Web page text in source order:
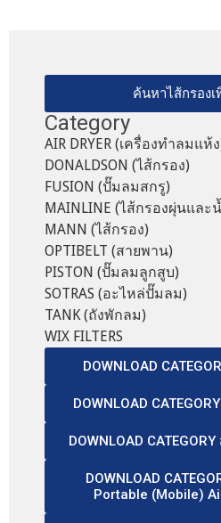
ค้นหาไส้กรองเ
Category
AIR DRYER (เครื่องทำลมแห้
DONALDSON (ไส้กรอง)
FUSION (ปั๊มลมสกรู)
MAINLINE (ไส้กรองผุ่นและ
MANN (ไส้กรอง)
OPTIBELT (สายพาน)
PISTON (ปั๊มลมลูกสูบ)
SOTRAS (อะไหล่ปั๊มลม)
TANK (ถังพักลม)
WIX FILTERS
DOWNLOAD
DOWNLOAD
DOWNLOAD
DOWNLOAD
Portable (Mobile)